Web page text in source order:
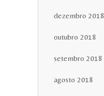
dezembro 2018
outubro 2018
setembro 2018
agosto 2018